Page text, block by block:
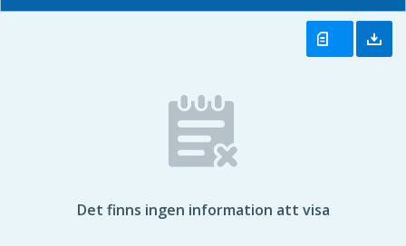
Det finns ingen information att visa